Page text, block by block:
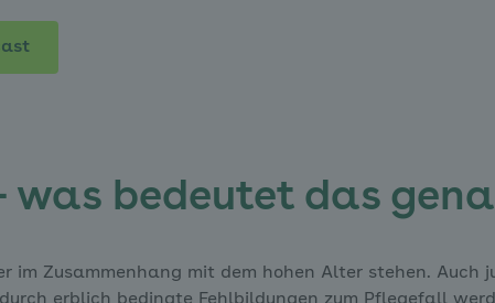
was bedeutet das
im Zusammenhang mit dem hohen Alter stehen. Auch
erblich bedingte Fehlbildungen zum Pflegefall